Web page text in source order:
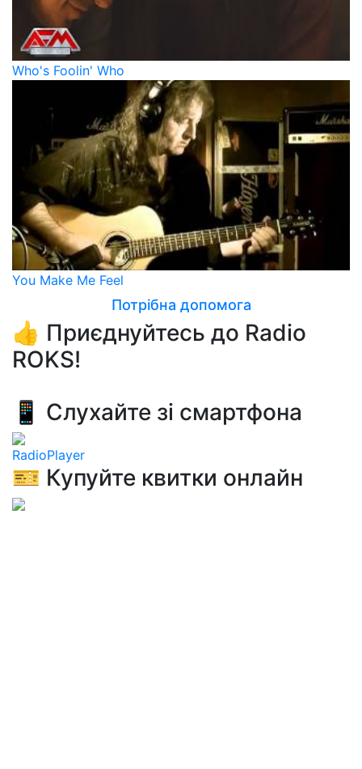
Who's Foolin' Who
You Make Me Feel
Потрібна допомога
👍 Приєднуйтесь до Radio
ROKS!
📱 Слухайте зі смартфона
RadioPlayer
🎫 Купуйте квитки онлайн